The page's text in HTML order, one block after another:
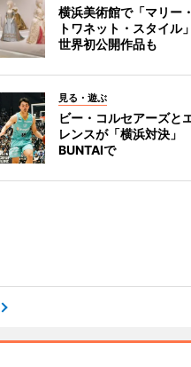
横浜美術館で「マリー
トワネット・スタイル
世界初公開作品も
見る・遊ぶ
ビー・コルセアーズと
レンスが「横浜対決
BUNTAIで